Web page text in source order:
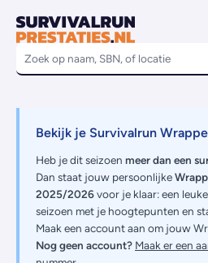
Bekijk je Survivalrun
Heb je dit seizoen meer dan een
Dan staat jouw persoonlijke
2025/2026voor je klaar: een
seizoen met je hoogtepunten en
Maak een account aan om jouw
Nog geen account? Maak er een